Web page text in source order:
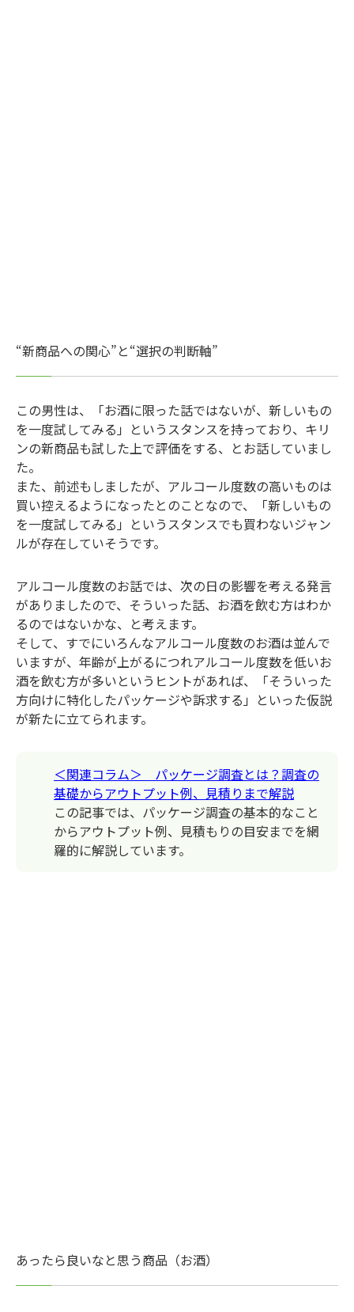
“新商品への関心”と“選択の判断軸”
この男性は、「お酒に限った話ではないが、新しいもの
を一度試してみる」というスタンスを持っており、キリ
ンの新商品も試した上で評価をする、とお話していまし
た。
また、前述もしましたが、アルコール度数の高いものは
買い控えるようになったとのことなので、「新しいもの
を一度試してみる」というスタンスでも買わないジャン
ルが存在していそうです。
アルコール度数のお話では、次の日の影響を考える発言
がありましたので、そういった話、お酒を飲む方はわか
るのではないかな、と考えます。
そして、すでにいろんなアルコール度数のお酒は並んで
いますが、年齢が上がるにつれアルコール度数を低いお
酒を飲む方が多いというヒントがあれば、「そういった
方向けに特化したパッケージや訴求する」といった仮説
が新たに立てられます。
＜関連コラム＞ パッケージ調査とは？調査の
基礎からアウトプット例、見積りまで解説
この記事では、パッケージ調査の基本的なこと
からアウトプット例、見積もりの目安までを網
羅的に解説しています。
あったら良いなと思う商品（お酒）